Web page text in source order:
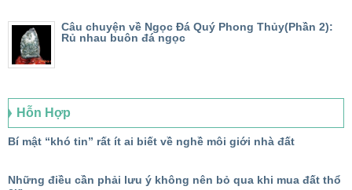
Câu chuyện về Ngọc Đá Quý Phong Thủy(Phần 2):
Rủ nhau buôn đá ngọc
Hỗn Hợp
Bí mật “khó tin” rất ít ai biết về nghề môi giới nhà đất
Những điều cần phải lưu ý không nên bỏ qua khi mua đất thổ